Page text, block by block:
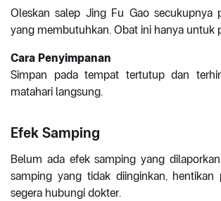
Oleskan salep Jing Fu Gao secukupnya
yang membutuhkan. Obat ini hanya untuk
Cara Penyimpanan
Simpan pada tempat tertutup dan
matahari langsung.
Efek Samping
Belum ada efek samping yang
samping yang tidak diinginkan, hentikan
segera hubungi dokter.